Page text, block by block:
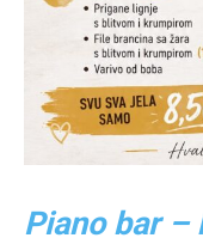
Piano bar –